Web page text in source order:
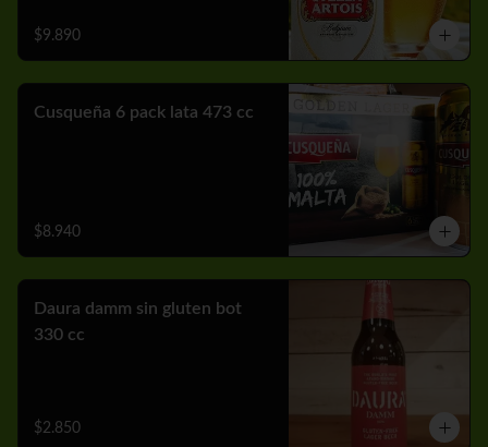
$9.890
Cusqueña 6 pack lata 473 cc
$8.940
Daura damm sin gluten bot
330 cc
$2.850